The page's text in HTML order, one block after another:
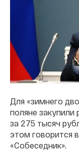
Для «зимнего
поляне закупили
за 275 тысяч
этом говорится в
«Собеседник».